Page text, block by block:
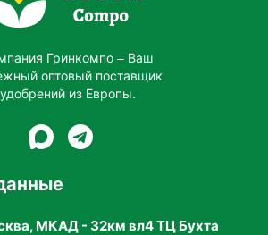
Гринкомпо – Ваш
оптовый поставщик
удобрений из Европы.
МКАД - 32км вл4 ТЦ Бухта